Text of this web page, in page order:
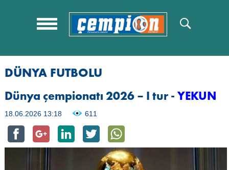
DÜNYA FUTBOLU
Dünya çempionatı 2026 – I tur - YEKUN
18.06.2026 13:18 611